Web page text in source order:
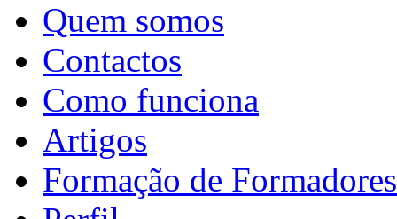
Quem somos
Contactos
Como funciona
Artigos
Formação de Formadores